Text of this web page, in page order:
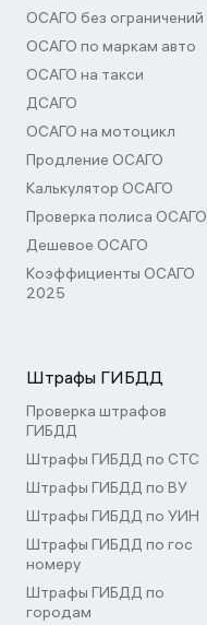
ОСАГО без ограничений
ОСАГО по маркам авто
ОСАГО на такси
ДСАГО
ОСАГО на мотоцикл
Продление ОСАГО
Калькулятор ОСАГО
Проверка полиса ОСАГО
Дешевое ОСАГО
Коэффициенты ОСАГО
2025
Штрафы ГИБДД
Проверка штрафов
ГИБДД
Штрафы ГИБДД по СТС
Штрафы ГИБДД по ВУ
Штрафы ГИБДД по УИН
Штрафы ГИБДД по гос
номеру
Штрафы ГИБДД по
городам